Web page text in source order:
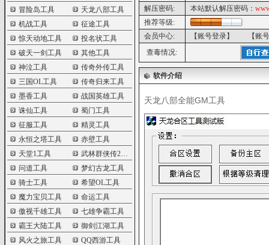
冒险岛工具
天龙八部工具
机战工具
征途工具
惊天动地工具
投名状工具
破天一剑工具
其他工具
神泣工具
传奇外传工具
三国OL工具
传奇归来工具
墨香工具
战国英雄工具
诛仙工具
蜀门工具
征服工具
精灵工具
永恒之塔工具
赤壁工具
天堂1工具
武林群侠传2工具
问道工具
梦幻古龙工具
骑士工具
希望OL工具
魔力宝贝工具
命运工具
傲视千雄工具
七雄争霸工具
霸王大陆工具
御剑江湖工具
风火之旅工具
QQ西游工具
解压密码:
本站默认解压密码：
推荐等级:
会员中心:
【账号登录】
【账
查毒情况:
软件介绍
天龙八部全能GM工具